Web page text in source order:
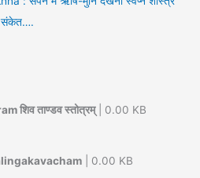
संकेत….
शिव ताण्डव स्तोत्रम्| 0.00 KB
| 0.00 KB